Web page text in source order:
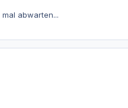
abwarten...